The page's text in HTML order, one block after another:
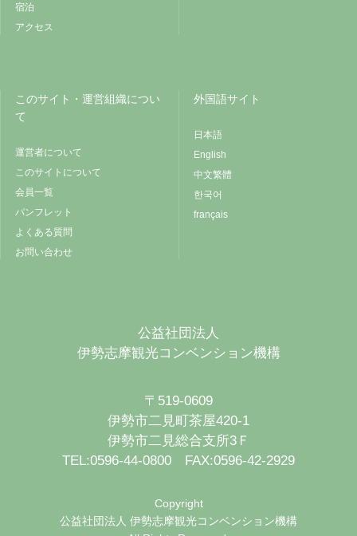
宿泊
アクセス
このサイト・運営組織につい
て
運営者について
このサイトについて
会員一覧
パンフレット
よくある質問
お問い合わせ
外国語サイト
日本語
English
中文繁體
한국어
français
公益社団法人
伊勢志摩観光コンベンション機構
〒519-0609
伊勢市二見町茶屋420-1
伊勢市二見総合支所3Ｆ
TEL:0596-44-0800 FAX:0596-42-2929
Copyright
公益社団法人 伊勢志摩観光コンベンション機構